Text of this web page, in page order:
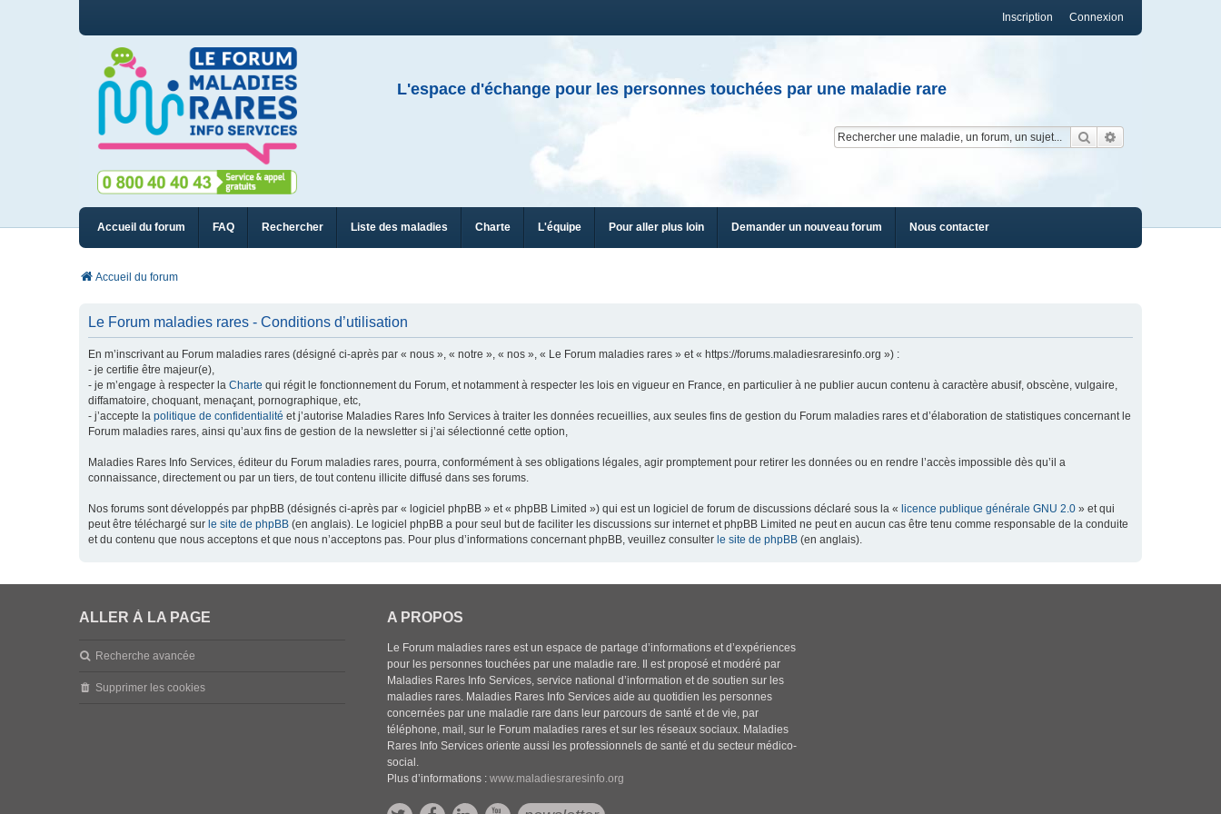
Connexion
Inscription
L'espace d'échange pour les personnes touchées par une maladie rare
Rechercher
Accueil du forum FAQ Rechercher Liste des maladies Charte L'équipe Pour aller plus loin Demander un nouveau forum Nous contacter
Accueil du forum
Le Forum maladies rares - Conditions d’utilisation
En m’inscrivant au Forum maladies rares (désigné ci-après par « nous », « notre », « nos », « Le Forum maladies rares » et « https://forums.maladiesraresinfo.org ») :
- je certifie être majeur(e),
- je m’engage à respecter la Charte qui régit le fonctionnement du Forum, et notamment à respecter les lois en vigueur en France, en particulier à ne publier aucun contenu à caractère abusif, obscène, vulgaire,
diffamatoire, choquant, menaçant, pornographique, etc,
- j’accepte la politique de confidentialité et j’autorise Maladies Rares Info Services à traiter les données recueillies, aux seules fins de gestion du Forum maladies rares et d’élaboration de statistiques concernant le
Forum maladies rares, ainsi qu’aux fins de gestion de la newsletter si j’ai sélectionné cette option,
Maladies Rares Info Services, éditeur du Forum maladies rares, pourra, conformément à ses obligations légales, agir promptement pour retirer les données ou en rendre l’accès impossible dès qu’il a
connaissance, directement ou par un tiers, de tout contenu illicite diffusé dans ses forums.
Nos forums sont développés par phpBB (désignés ci-après par « logiciel phpBB » et « phpBB Limited ») qui est un logiciel de forum de discussions déclaré sous la « licence publique générale GNU 2.0 » et qui
peut être téléchargé sur le site de phpBB (en anglais). Le logiciel phpBB a pour seul but de faciliter les discussions sur internet et phpBB Limited ne peut en aucun cas être tenu comme responsable de la conduite
et du contenu que nous acceptons et que nous n’acceptons pas. Pour plus d’informations concernant phpBB, veuillez consulter le site de phpBB (en anglais).
ALLER À LA PAGE
Recherche avancée
Supprimer les cookies
A PROPOS
Le Forum maladies rares est un espace de partage d’informations et d’expériences
pour les personnes touchées par une maladie rare. Il est proposé et modéré par
Maladies Rares Info Services, service national d’information et de soutien sur les
maladies rares. Maladies Rares Info Services aide au quotidien les personnes
concernées par une maladie rare dans leur parcours de santé et de vie, par
téléphone, mail, sur le Forum maladies rares et sur les réseaux sociaux. Maladies
Rares Info Services oriente aussi les professionnels de santé et du secteur médico-
social.
Plus d’informations :www.maladiesraresinfo.org